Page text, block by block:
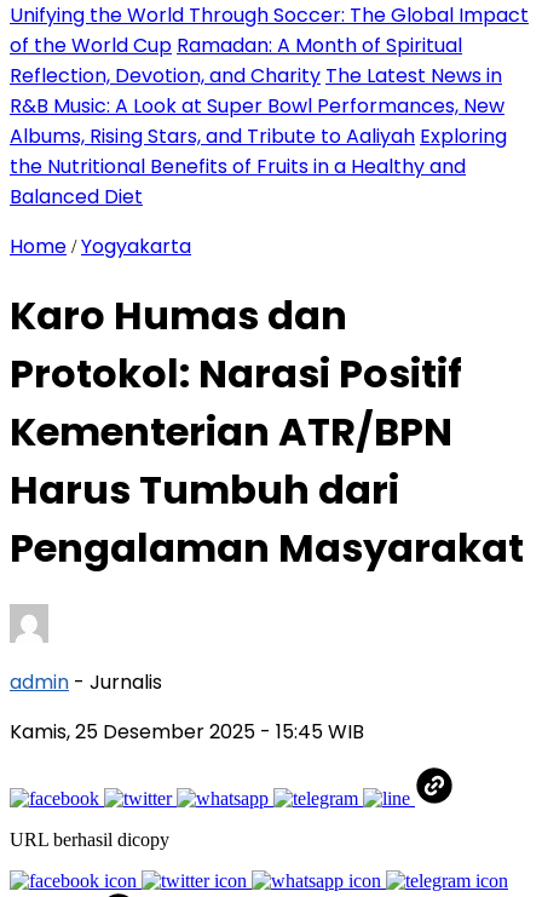
Unifying the World Through Soccer: The Global Impact
of the World Cup Ramadan: A Month of Spiritual
Reflection, Devotion, and Charity The Latest News in
R&B Music: A Look at Super Bowl Performances, New
Albums, Rising Stars, and Tribute to Aaliyah Exploring
the Nutritional Benefits of Fruits in a Healthy and
Balanced Diet
Home /Yogyakarta
Karo Humas dan
Protokol: Narasi Positif
Kementerian ATR/BPN
Harus Tumbuh dari
Pengalaman Masyarakat
admin - Jurnalis
Kamis, 25 Desember 2025 - 15:45 WIB
URL berhasil dicopy